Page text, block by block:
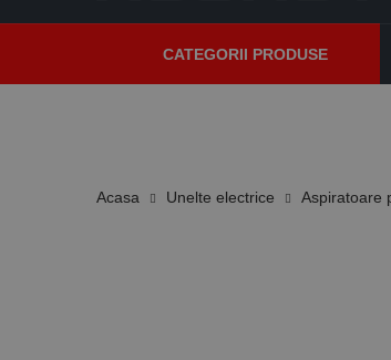
CATEGORII PRODUSE
Acasa Unelte electrice Aspiratoare